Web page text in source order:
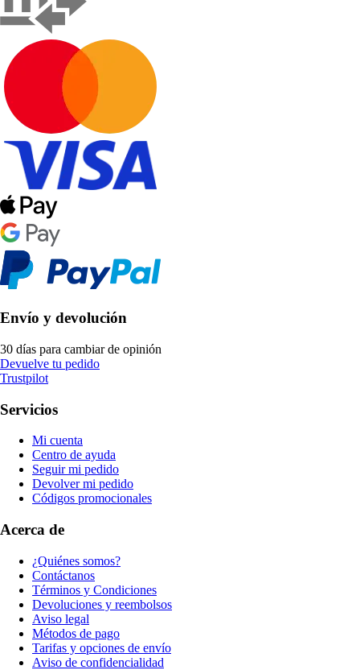
Envío y devolución
30 días para cambiar de opinión
Devuelve tu pedido
Trustpilot
Servicios
Mi cuenta
Centro de ayuda
Seguir mi pedido
Devolver mi pedido
Códigos promocionales
Acerca de
¿Quiénes somos?
Contáctanos
Términos y Condiciones
Devoluciones y reembolsos
Aviso legal
Métodos de pago
Tarifas y opciones de envío
Aviso de confidencialidad